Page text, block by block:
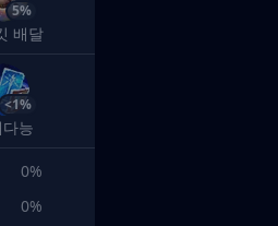
5%
배달
<1%
능
0%
0%